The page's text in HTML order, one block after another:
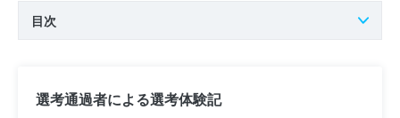
目次
選考通過者による選考体験記